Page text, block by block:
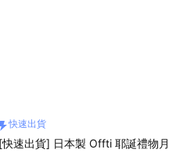
快速出貨
[快速出貨] 日本製 Offti 耶誕禮物